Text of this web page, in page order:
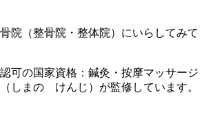
院（整骨院・整体院）にいらしてみて
可の国家資格：鍼灸・按摩マッサージ
まの けんじ）が監修しています。